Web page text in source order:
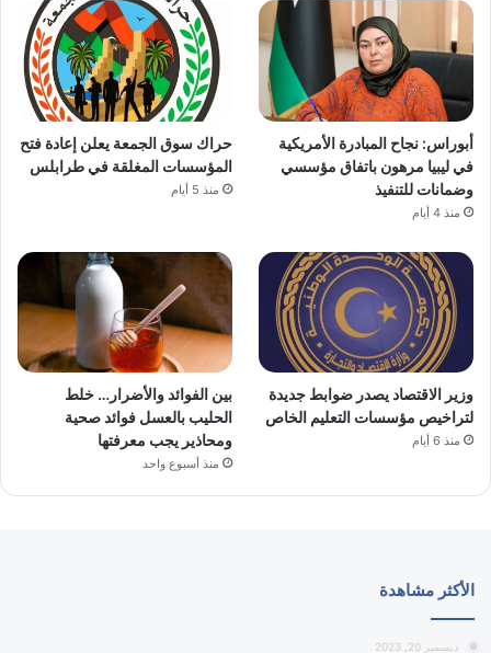
أبوراس: نجاح المبادرة الأمريكية
في ليبيا مرهون باتفاق مؤسسي
وضمانات للتنفيذ
منذ 4 أيام
حراك سوق الجمعة يعلن إعادة فتح
المؤسسات المغلقة في طرابلس
منذ 5 أيام
وزير الاقتصاد يصدر ضوابط جديدة
لتراخيص مؤسسات التعليم الخاص
منذ 6 أيام
بين الفوائد والأضرار… خلط
الحليب بالعسل فوائد صحية
ومحاذير يجب معرفتها
منذ أسبوع واحد
الأكثر مشاهدة
ديسمبر 20, 2023